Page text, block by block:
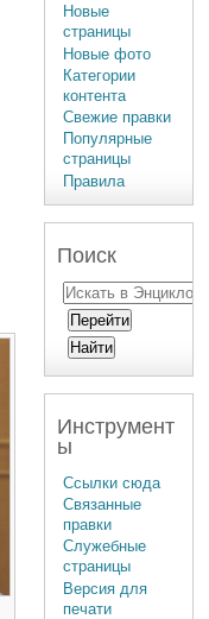
Новые
страницы
Новые фото
Категории
контента
Свежие правки
Популярные
страницы
Правила
Поиск
Инструмент
ы
Ссылки сюда
Связанные
правки
Служебные
страницы
Версия для
печати